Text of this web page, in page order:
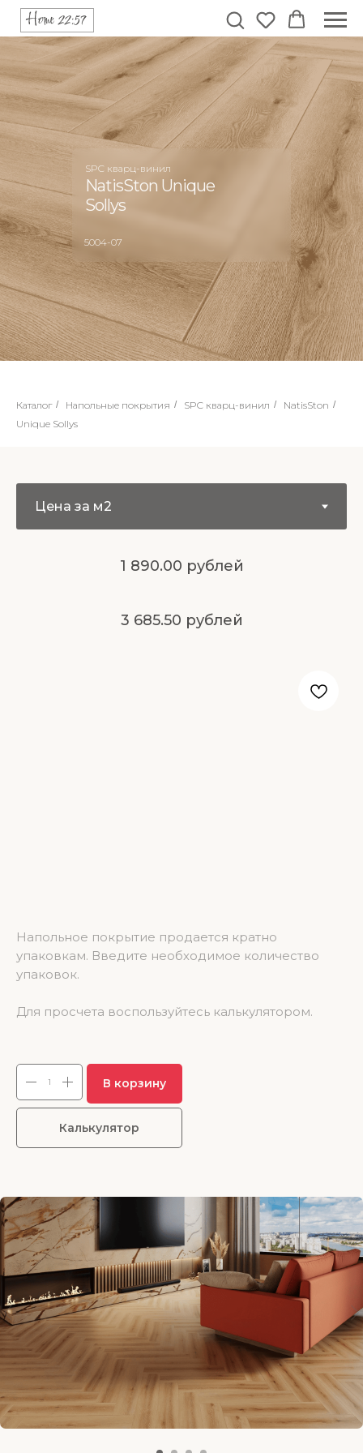
NatisSton Unique
Sollys
5004-07
SPC кварц-винил
Каталог / Напольные покрытия / SPC кварц-винил / NatisSton /
Unique Sollys
1 890.00 рублей
3 685.50 рублей
Напольное покрытие продается кратно
упаковкам. Введите необходимое количество
упаковок.
Для просчета воспользуйтесь калькулятором.
В корзину
Калькулятор